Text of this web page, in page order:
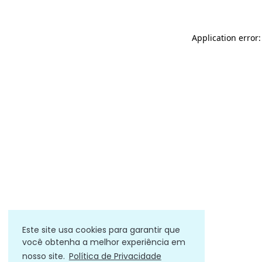
Este site usa cookies para garantir que
você obtenha a melhor experiência em
nosso site. Política de Privacidade
Application